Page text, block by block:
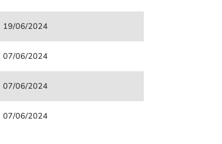
19/06/2024
07/06/2024
07/06/2024
07/06/2024